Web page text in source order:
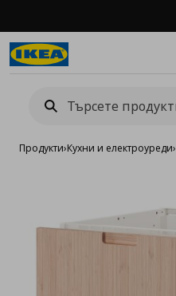
Продукти›Кухни и електроуреди›